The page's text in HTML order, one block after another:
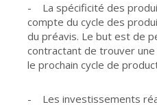
- La spécificité des
compte du cycle des
du préavis. Le but est de
contractant de trouver
le prochain cycle de
- Les investissements